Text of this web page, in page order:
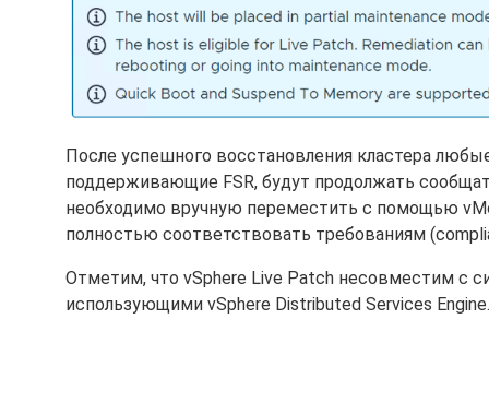
После успешного восстановления кластера
поддерживающие FSR, будут продолжать
необходимо вручную переместить с помощью
полностью соответствовать требованиям
Отметим, что vSphere Live Patch несовместим с
использующими vSphere Distributed Services Engine.